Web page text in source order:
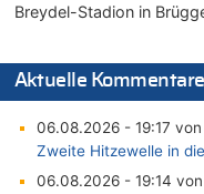
Breydel-Stadion in
Aktuelle Kommentare
06.08.2026 - 19:17
Zweite Hitzewelle in
06.08.2026 - 19:14